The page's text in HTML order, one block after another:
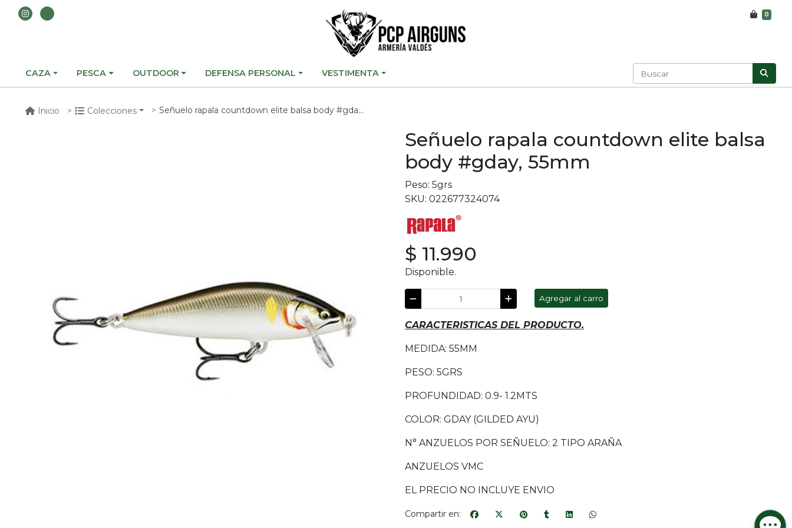
0
CAZA PESCA OUTDOOR DEFENSA PERSONAL VESTIMENTA
Inicio Colecciones Señuelo rapala countdown elite balsa body #gday, 55mm
Señuelo rapala countdown elite balsa
body #gday, 55mm
Peso: 5grs
SKU: 022677324074
$ 11.990
Disponible.
Agregar al carro
CARACTERISTICAS DEL PRODUCTO.
MEDIDA: 55MM
PESO: 5GRS
PROFUNDIDAD: 0.9- 1.2MTS
COLOR: GDAY (GILDED AYU)
N° ANZUELOS POR SEÑUELO: 2 TIPO ARAÑA
ANZUELOS VMC
EL PRECIO NO INCLUYE ENVIO
Compartir en: